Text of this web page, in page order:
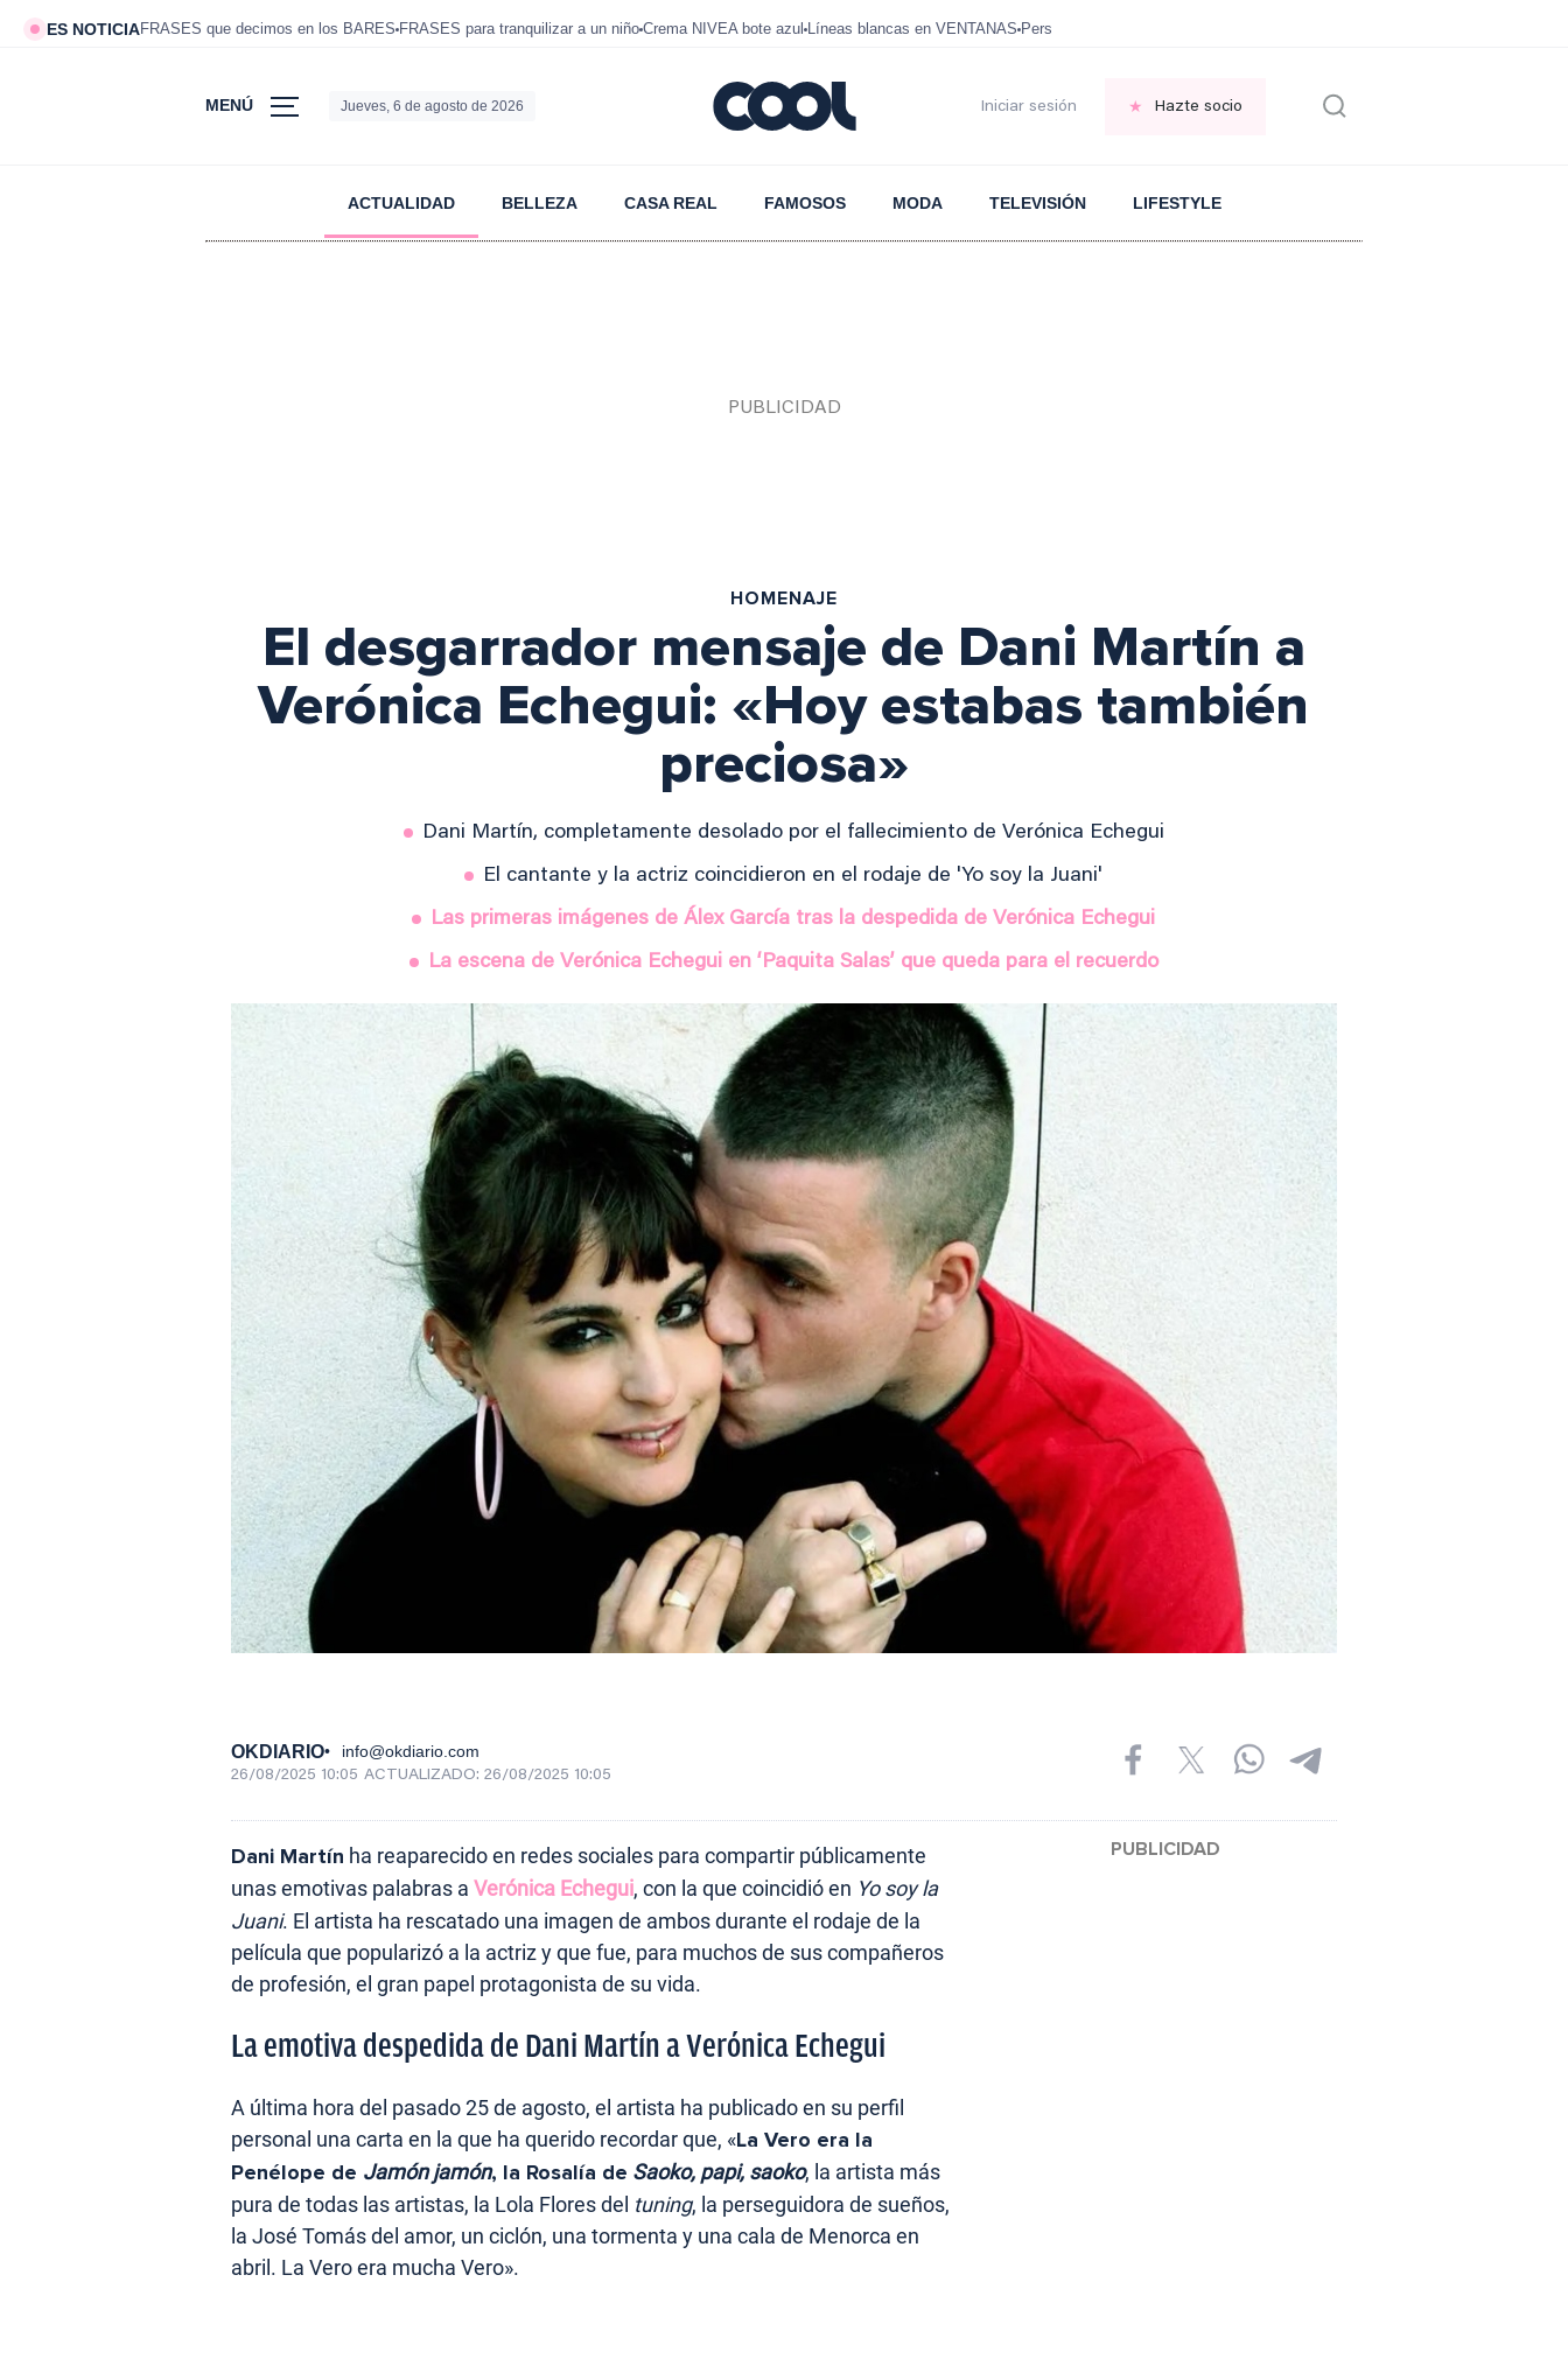
ES NOTICIAFRASES que decimos en los BARES FRASES para tranquilizar a un niño Crema NIVEA bote azul Líneas blancas en VENTANAS Personas que piden PERDÓN por todo
MENÚ Jueves, 6 de agosto de 2026 Iniciar sesión Hazte socio
ACTUALIDAD BELLEZA CASA REAL FAMOSOS MODA TELEVISIÓN LIFESTYLE
HOMENAJE
El desgarrador mensaje de Dani Martín a
Verónica Echegui: «Hoy estabas también
preciosa»
Dani Martín, completamente desolado por el fallecimiento de Verónica Echegui
El cantante y la actriz coincidieron en el rodaje de 'Yo soy la Juani'
Las primeras imágenes de Álex García tras la despedida de Verónica Echegui
La escena de Verónica Echegui en ‘Paquita Salas’ que queda para el recuerdo
OKDIARIO info@okdiario.com
26/08/2025 10:05 ACTUALIZADO: 26/08/2025 10:05
Dani Martín ha reaparecido en redes sociales para compartir públicamente
unas emotivas palabras a Verónica Echegui, con la que coincidió en Yo soy la
Juani. El artista ha rescatado una imagen de ambos durante el rodaje de la
película que popularizó a la actriz y que fue, para muchos de sus compañeros
de profesión, el gran papel protagonista de su vida.
La emotiva despedida de Dani Martín a Verónica Echegui
A última hora del pasado 25 de agosto, el artista ha publicado en su perfil
personal una carta en la que ha querido recordar que, «La Vero era la
Penélope de Jamón jamón, la Rosalía de Saoko, papi, saoko, la artista más
pura de todas las artistas, la Lola Flores del tuning, la perseguidora de sueños,
la José Tomás del amor, un ciclón, una tormenta y una cala de Menorca en
abril. La Vero era mucha Vero».